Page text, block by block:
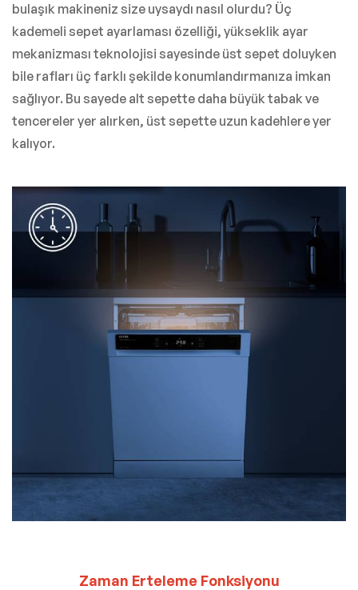
bulaşık makineniz size uysaydı nasıl olurdu? Üç
kademeli sepet ayarlaması özelliği, yükseklik ayar
mekanizması teknolojisi sayesinde üst sepet doluyken
bile rafları üç farklı şekilde konumlandırmanıza imkan
sağlıyor. Bu sayede alt sepette daha büyük tabak ve
tencereler yer alırken, üst sepette uzun kadehlere yer
kalıyor.
Zaman Erteleme Fonksiyonu